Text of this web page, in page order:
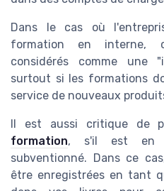
Dans le cas où
formation en interne,
considérés comme une
surtout si les formations
service de nouveaux
Il est aussi critique de
formation, s'il est en
subventionné. Dans ce
être enregistrées en tant